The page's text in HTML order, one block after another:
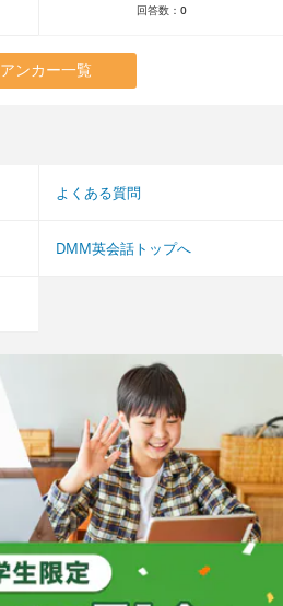
回答数： 0
アンカー一覧
よくある質問
DMM英会話トップへ